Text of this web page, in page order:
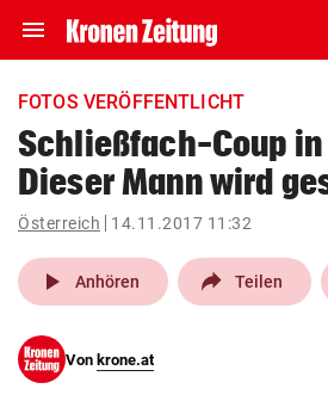
menu Navigation
ein-/ausklappen
account_circle Anmelden
pin_drop
Wien
FOTOS VERÖFFENTLICHT
Schließfach-Coup in
Dieser Mann wird
Österreich 14.11.2017 11:32
play_arrow Anhören Teilen
Von krone.at